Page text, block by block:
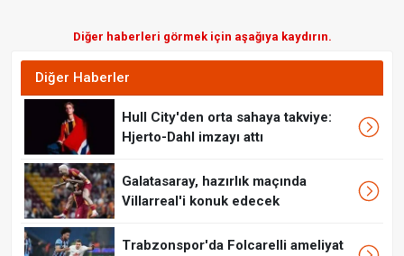
Diğer haberleri görmek için aşağıya kaydırın.
Diğer Haberler
Hull City'den orta sahaya takviye:
Hjerto-Dahl imzayı attı
Galatasaray, hazırlık maçında
Villarreal'i konuk edecek
Trabzonspor'da Folcarelli ameliyat